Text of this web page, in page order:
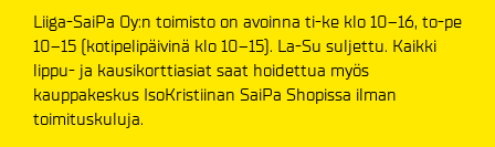
Liiga-SaiPa Oy:n toimisto on avoinna ti-ke klo 10–16, to-pe
10–15 (kotipelipäivinä klo 10–15). La-Su suljettu. Kaikki
lippu- ja kausikorttiasiat saat hoidettua myös
kauppakeskus IsoKristiinan SaiPa Shopissa ilman
toimituskuluja.